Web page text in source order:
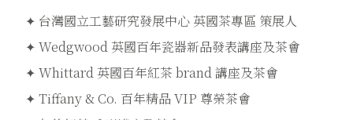
✦ 台灣國立工藝研究發展中心 英國茶專區 策展人
✦ Wedgwood 英國百年瓷器新品發表講座及茶會
✦ Whittard 英國百年紅茶 brand 講座及茶會
✦ Tiffany & Co. 百年精品 VIP 尊榮茶會